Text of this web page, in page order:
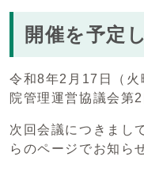
開催を予定
令和8年2月17日（火
院管理運営協議会第
次回会議につきまし
らのページでお知ら